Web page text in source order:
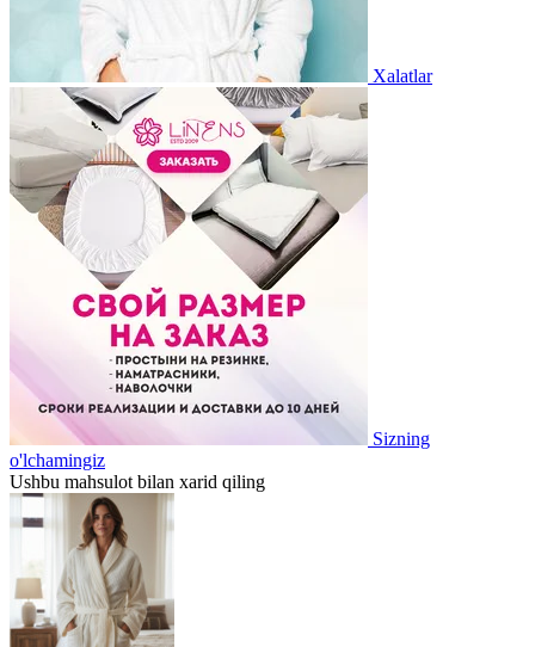
Xalatlar
Sizning
o'lchamingiz
Ushbu mahsulot bilan xarid qiling